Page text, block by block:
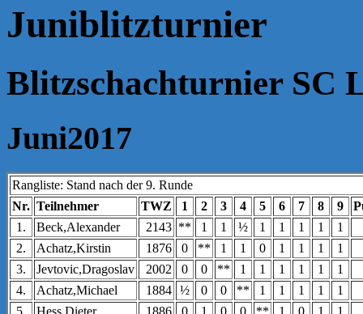
Juniblitzturnier
Blitzschachturnier SC
Juni2017
Rangliste: Stand nach der 9. Runde
Nr. Teilnehmer TWZ 1 2 3 4 5 6 7 8 9
1.
Beck,Alexander 2143 ** 1 1 ½ 1 1 1 1
1
2.
Achatz,Kirstin 1876 0 ** 1 1 0 1 1 1
1
3.
Jevtovic,Dragoslav 2002 0 0 ** 1 1 1 1 1
1
4.
Achatz,Michael 1884 ½ 0 0 ** 1 1 1 1
1
5.
Hess,Dieter 1886 0 1 0 0 ** 1 0 1
1